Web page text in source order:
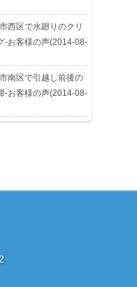
西区で水廻りのクリ
-お客様の声(2014-08-
南区で引越し前後の
-お客様の声(2014-08-